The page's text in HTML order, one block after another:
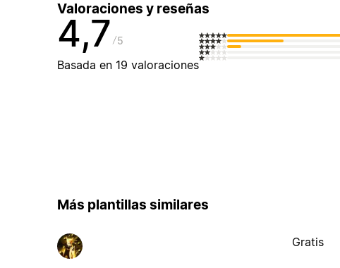
Valoraciones y reseñas
4,7 5
Basada en 19 valoraciones
Más plantillas similares
Gratis